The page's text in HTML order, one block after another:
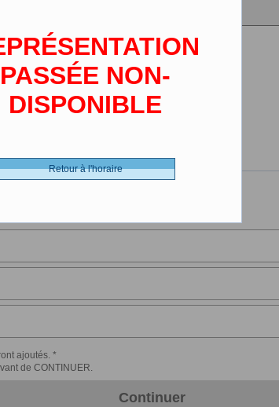
ajoutés. *
de CONTINUER.
Continuer
PASSÉE NON-
DISPONIBLE
Retour à l'horaire